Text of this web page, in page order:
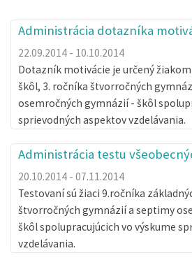
Administrácia dotazníka
22.09.2014 - 10.10.2014
Dotazník motivácie je určený
škôl, 3. ročníka štvorročných
osemročných gymnázií - škôl
sprievodných aspektov vzdelávania.
Administrácia testu
20.10.2014 - 07.11.2014
Testovaní sú žiaci 9.ročníka
štvorročných gymnázií a septimy
škôl spolupracujúcich vo výskume
vzdelávania.